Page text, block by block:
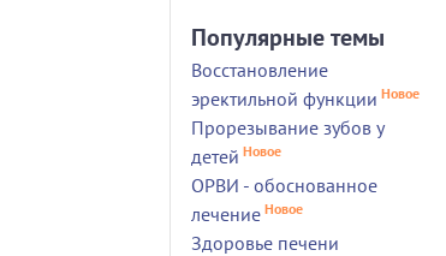
Популярные темы
Восстановление
эректильной функции Новое
Прорезывание зубов у
детей Новое
ОРВИ - обоснованное
лечение Новое
Здоровье печени